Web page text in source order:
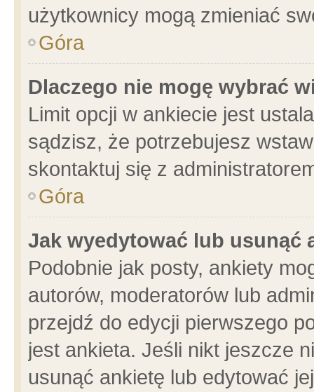
użytkownicy mogą zmieniać
Góra
Dlaczego nie mogę wybrać
Limit opcji w ankiecie jest
sądzisz, że potrzebujesz
skontaktuj się z
Góra
Jak wyedytować lub usunąć
Podobnie jak posty, ankiety
autorów, moderatorów lub
przejdź do edycji pierwszego
jest ankieta. Jeśli nikt jeszcze
usunąć ankietę lub edytować